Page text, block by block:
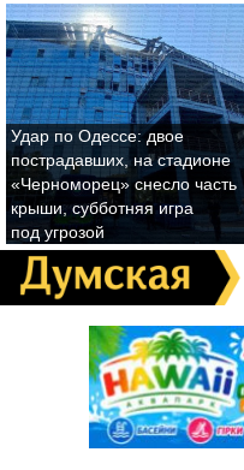
Удар по Одессе: двое
пострадавших, на стадионе
«Черноморец» снесло часть
крыши, субботняя игра
под угрозой